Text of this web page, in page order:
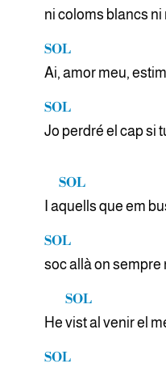
ni coloms blancs ni
SOL
Ai, amor meu,
SOL
Jo perdré el cap si
I a
SOL
quells que em
SOL
soc allà on sempre
He
SOL
vist al venir el
SOL